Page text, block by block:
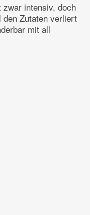
zwar intensiv, doch
Zutaten verliert
mit all